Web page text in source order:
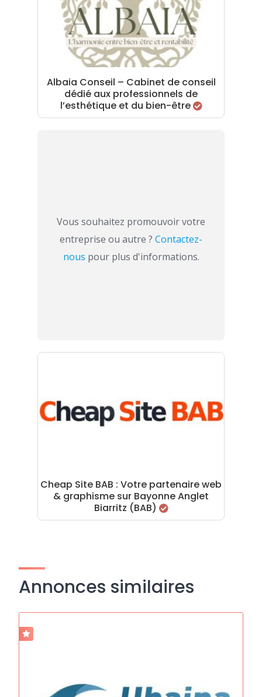
Albaia Conseil – Cabinet de conseil
dédié aux professionnels de
l’esthétique et du bien-être
Vous souhaitez promouvoir votre
entreprise ou autre ? Contactez-
nous pour plus d'informations.
Cheap Site BAB : Votre partenaire web
& graphisme sur Bayonne Anglet
Biarritz (BAB)
Annonces similaires